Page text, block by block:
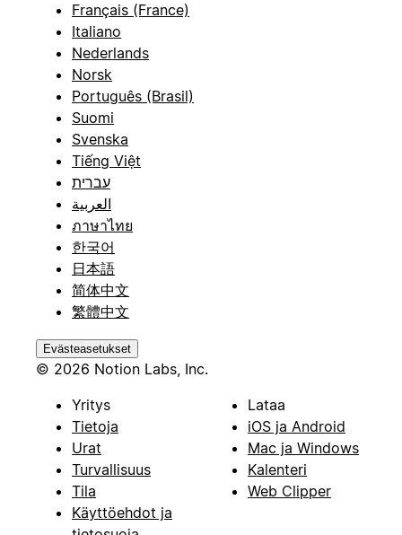
Français (France)
Italiano
Nederlands
Norsk
Português (Brasil)
Suomi
Svenska
Tiếng Việt
עברית
العربية
ภาษาไทย
한국어
日本語
简体中文
繁體中文
Evästeasetukset
© 2026 Notion Labs, Inc.
Yritys
Tietoja
Urat
Turvallisuus
Tila
Käyttöehdot ja
Lataa
iOS ja Android
Mac ja Windows
Kalenteri
Web Clipper